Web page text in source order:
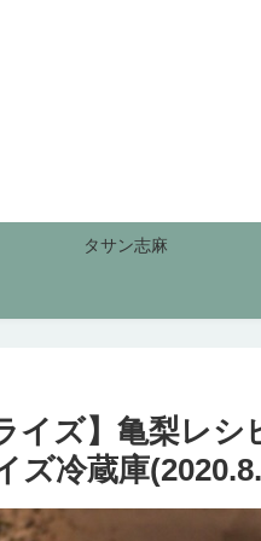
タサン志麻
イズ】亀梨レ
ズ冷蔵庫